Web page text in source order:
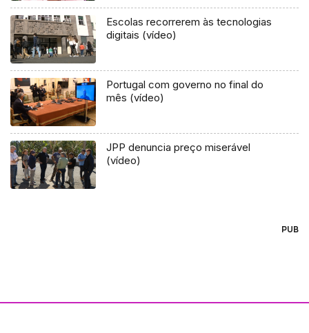
Escolas recorrerem às tecnologias
digitais (vídeo)
Portugal com governo no final do
mês (vídeo)
JPP denuncia preço miserável
(vídeo)
PUB